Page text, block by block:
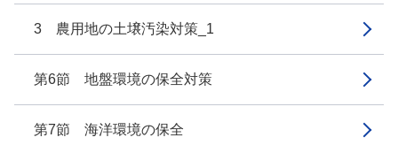
3 農用地の土壌汚染対策_1
第6節 地盤環境の保全対策
第7節 海洋環境の保全